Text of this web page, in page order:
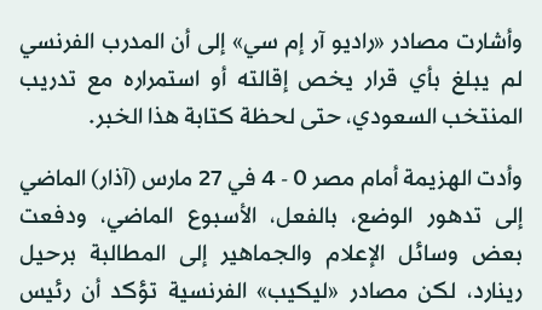
وأشارت مصادر «راديو آر إم سي» إلى أن المدرب الفرنسي
لم يبلغ بأي قرار يخص إقالته أو استمراره مع تدريب
المنتخب السعودي، حتى لحظة كتابة هذا الخبر.
وأدت الهزيمة أمام مصر 0 - 4 في 27 مارس (آذار) الماضي
إلى تدهور الوضع، بالفعل، الأسبوع الماضي، ودفعت
بعض وسائل الإعلام والجماهير إلى المطالبة برحيل
رينارد، لكن مصادر «ليكيب» الفرنسية تؤكد أن رئيس